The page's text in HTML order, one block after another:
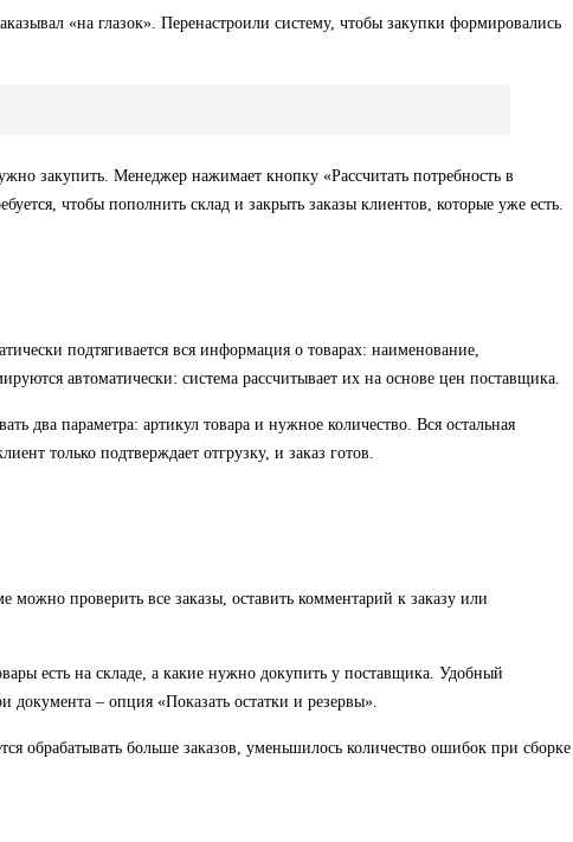
«на глазок». Перенастроили систему, чтобы закупки формировались
закупить. Менеджер нажимает кнопку «Рассчитать потребность в
чтобы пополнить склад и закрыть заказы клиентов, которые уже есть.
подтягивается вся информация о товарах: наименование,
автоматически: система рассчитывает их на основе цен поставщика.
два параметра: артикул товара и нужное количество. Вся остальная
только подтверждает отгрузку, и заказ готов.
проверить все заказы, оставить комментарий к заказу или
есть на складе, а какие нужно докупить у поставщика. Удобный
документа – опция «Показать остатки и резервы».
обрабатывать больше заказов, уменьшилось количество ошибок при сборке